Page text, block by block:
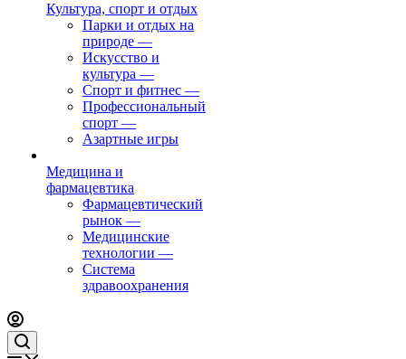
Культура, спорт и отдых
Парки и отдых на
природе —
Искусство и
культура —
Спорт и фитнес —
Профессиональный
спорт —
Азартные игры
Медицина и
фармацевтика
Фармацевтический
рынок —
Медицинские
технологии —
Система
здравоохранения